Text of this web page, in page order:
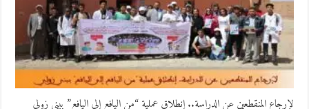
لإرجاع المنقطعين عن الدراسة.. إنطلاق عملية “من اليافع إلى اليافع” ببني زولي